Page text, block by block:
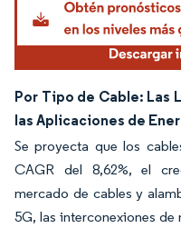
Por Tipo de Cable: Las
las Aplicaciones de
Se proyecta que los
CAGR del 8,62%, el
mercado de cables y
5G, las interconexiones